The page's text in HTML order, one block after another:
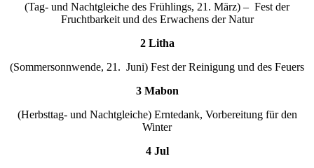
(Tag- und Nachtgleiche des Frühlings, 21. März) – Fest der
Fruchtbarkeit und des Erwachens der Natur
2 Litha
(Sommersonnwende, 21. Juni) Fest der Reinigung und des Feuers
3 Mabon
(Herbsttag- und Nachtgleiche) Erntedank, Vorbereitung für den
Winter
4 Jul